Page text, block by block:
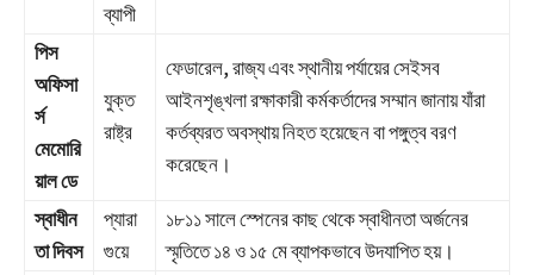
ব্যাপী
পিস
অফিসা
র্স
মেমোরি
য়াল ডে
যুক্ত
রাষ্ট্র
ফেডারেল, রাজ্য এবং স্থানীয় পর্যায়ের সেইসব
আইনশৃঙ্খলা রক্ষাকারী কর্মকর্তাদের সম্মান জানায় যাঁরা
কর্তব্যরত অবস্থায় নিহত হয়েছেন বা পঙ্গুত্ব বরণ
করেছেন।
স্বাধীন
তা দিবস
প্যারা
গুয়ে
১৮১১ সালে স্পেনের কাছ থেকে স্বাধীনতা অর্জনের
স্মৃতিতে ১৪ ও ১৫ মে ব্যাপকভাবে উদযাপিত হয়।